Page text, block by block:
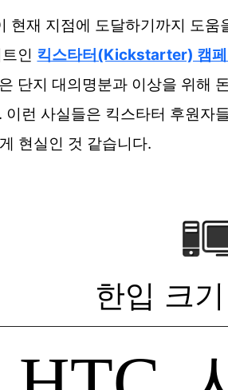
현재 지점에 도달하기까지 도
인 킥스타터(Kickstarter) 캠페
단지 대의명분과 이상을 위해
런 사실들은 킥스타터 후원
현실인 것 같습니다.
한입 크